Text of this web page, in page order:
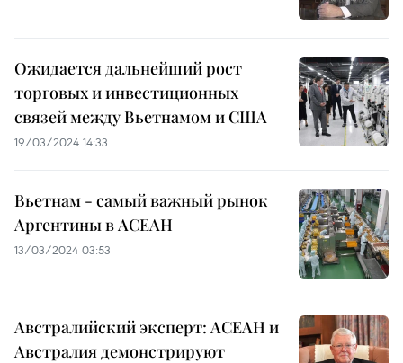
Ожидается дальнейший рост
торговых и инвестиционных
связей между Вьетнамом и США
19/03/2024 14:33
Вьетнам - самый важный рынок
Аргентины в АСЕАН
13/03/2024 03:53
Австралийский эксперт: АСЕАН и
Австралия демонстрируют